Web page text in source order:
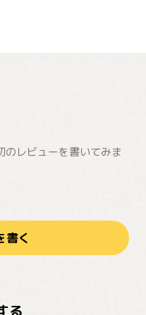
のレビューを書いてみま
書く
る